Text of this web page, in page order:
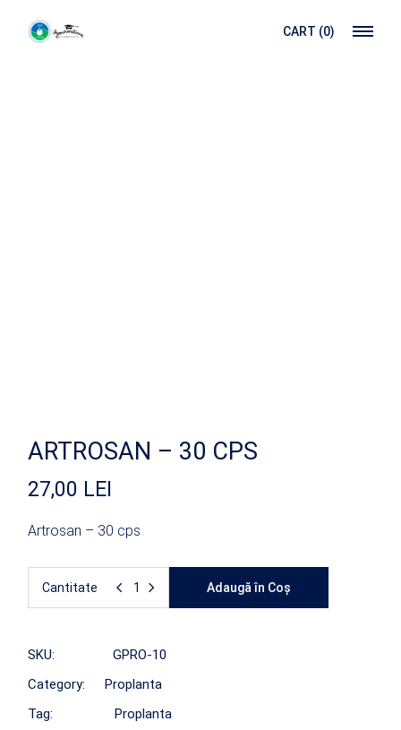
CART (0)
ARTROSAN – 30 CPS
27,00 LEI
Artrosan – 30 cps
Cantitate Adaugă în Coș
SKU:
GPRO-10
Category:
Proplanta
Tag:
Proplanta